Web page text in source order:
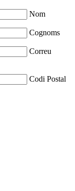
Nom
Cognoms
Correu
Codi Postal